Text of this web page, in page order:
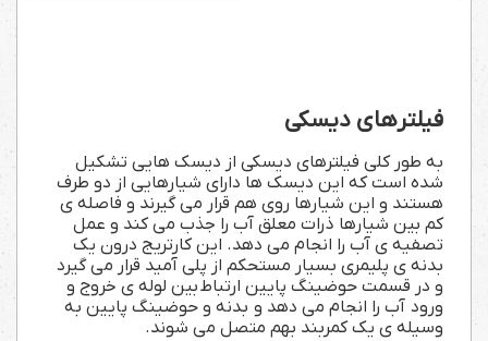
فیلترهای دیسکی
به طور کلی فیلترهای دیسکی از دیسک هایی تشکیل
شده است که این دیسک ها دارای شیارهایی از دو طرف
هستند و این شیارها روی هم قرار می گیرند و فاصله ی
کم بین شیارها ذرات معلق آب را جذب می کند و عمل
تصفیه ی آب را انجام می دهد. این کارتریج درون یک
بدنه ی پلیمری بسیار مستحکم از پلی آمید قرار می گیرد
و در قسمت حوضینگ پایین ارتباطبین لوله ی خروج و
ورود آب را انجام می دهد و بدنه و حوضینگ پایین به
وسیله ی یک کمربند بهم متصل می شوند.